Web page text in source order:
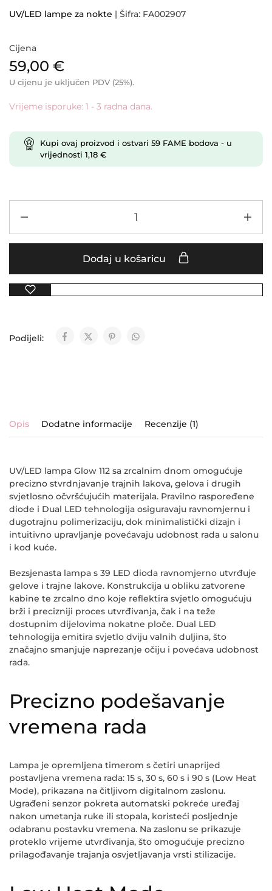
UV/LED lampe za nokte | Šifra: FA002907
Cijena
59,00 €
U cijenu je uključen PDV (25%).
Vrijeme isporuke: 1 - 3 radna dana.
Kupi ovaj proizvod i ostvari 59 FAME bodova - u
vrijednosti 1,18 €
Dodaj u košaricu
Podijeli:
Opis Dodatne informacije Recenzije (1)
UV/LED lampa Glow 112 sa zrcalnim dnom omogućuje
precizno stvrdnjavanje trajnih lakova, gelova i drugih
svjetlosno očvršćujućih materijala. Pravilno raspoređene
diode i Dual LED tehnologija osiguravaju ravnomjernu i
dugotrajnu polimerizaciju, dok minimalistički dizajn i
intuitivno upravljanje povećavaju udobnost rada u salonu
i kod kuće.
Bezsjenasta lampa s 39 LED dioda ravnomjerno utvrđuje
gelove i trajne lakove. Konstrukcija u obliku zatvorene
kabine te zrcalno dno koje reflektira svjetlo omogućuju
brži i precizniji proces utvrđivanja, čak i na teže
dostupnim dijelovima nokatne ploče. Dual LED
tehnologija emitira svjetlo dviju valnih duljina, što
značajno smanjuje naprezanje očiju i povećava udobnost
rada.
Precizno podešavanje
vremena rada
Lampa je opremljena timerom s četiri unaprijed
postavljena vremena rada: 15 s, 30 s, 60 s i 90 s (Low Heat
Mode), prikazana na čitljivom digitalnom zaslonu.
Ugrađeni senzor pokreta automatski pokreće uređaj
nakon umetanja ruke ili stopala, koristeći posljednje
odabranu postavku vremena. Na zaslonu se prikazuje
proteklo vrijeme utvrđivanja, što omogućuje precizno
prilagođavanje trajanja osvjetljavanja vrsti stilizacije.